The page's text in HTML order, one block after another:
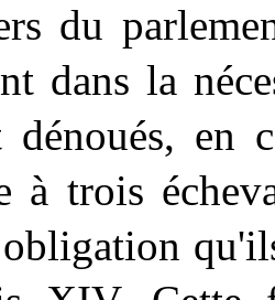
du
dans la
dénoués, en
à trois